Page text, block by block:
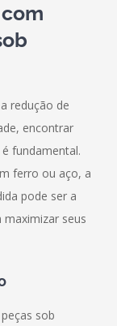
redução de
encontrar
fundamental.
ferro ou aço, a
pode ser a
seus
sob